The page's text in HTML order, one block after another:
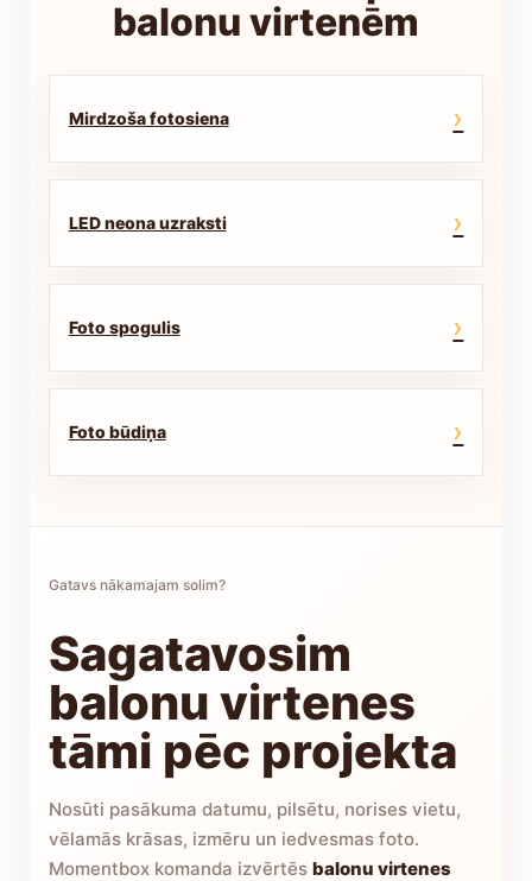
balonu virtenēm
Mirdzoša fotosiena ›
LED neona uzraksti ›
Foto spogulis ›
Foto būdiņa ›
Gatavs nākamajam solim?
Sagatavosim
balonu virtenes
tāmi pēc projekta
Nosūti pasākuma datumu, pilsētu, norises vietu,
vēlamās krāsas, izmēru un iedvesmas foto.
Momentbox komanda izvērtēs balonu virtenes